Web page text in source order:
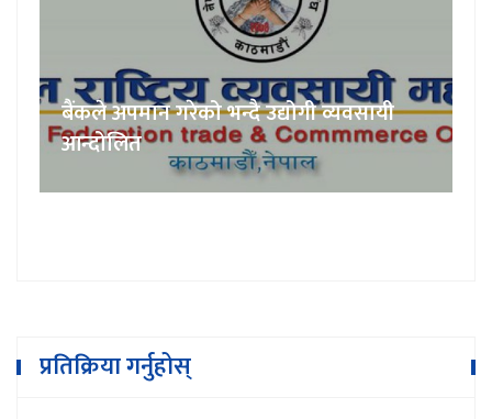
बैंकले अपमान गरेको भन्दै उद्योगी व्यवसायी
आन्दोलित
प्रतिक्रिया गर्नुहोस्